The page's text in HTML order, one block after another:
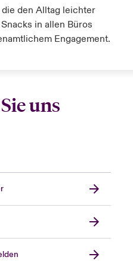
den Alltag leichter
in allen Büros
Engagement.
uns